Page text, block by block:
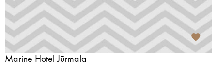
Marine Hotel Jūrmala